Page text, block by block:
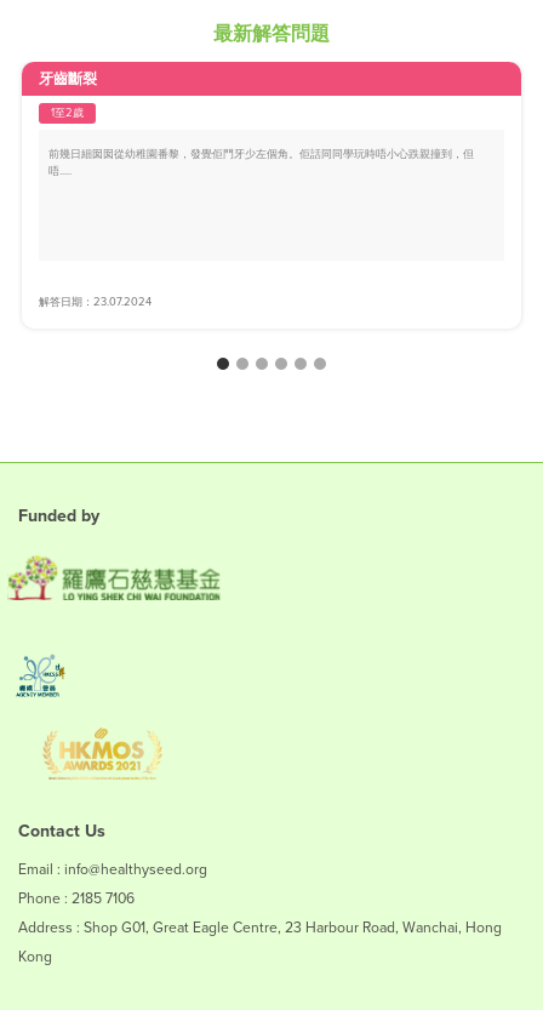
最新解答問題
牙齒斷裂
1至2歲
前幾日細囡囡從幼稚園番黎，發覺佢門牙少左個角。佢話同同學玩時唔小心跌親撞到，但
唔.....
解答日期：23.07.2024
Funded by
Contact Us
Email : info@healthyseed.org
Phone : 2185 7106
Address : Shop G01, Great Eagle Centre, 23 Harbour Road, Wanchai, Hong
Kong